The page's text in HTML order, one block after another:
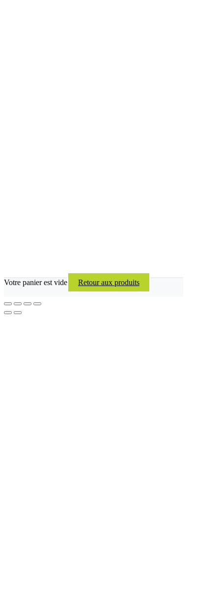
Votre panier est vide Retour aux produits